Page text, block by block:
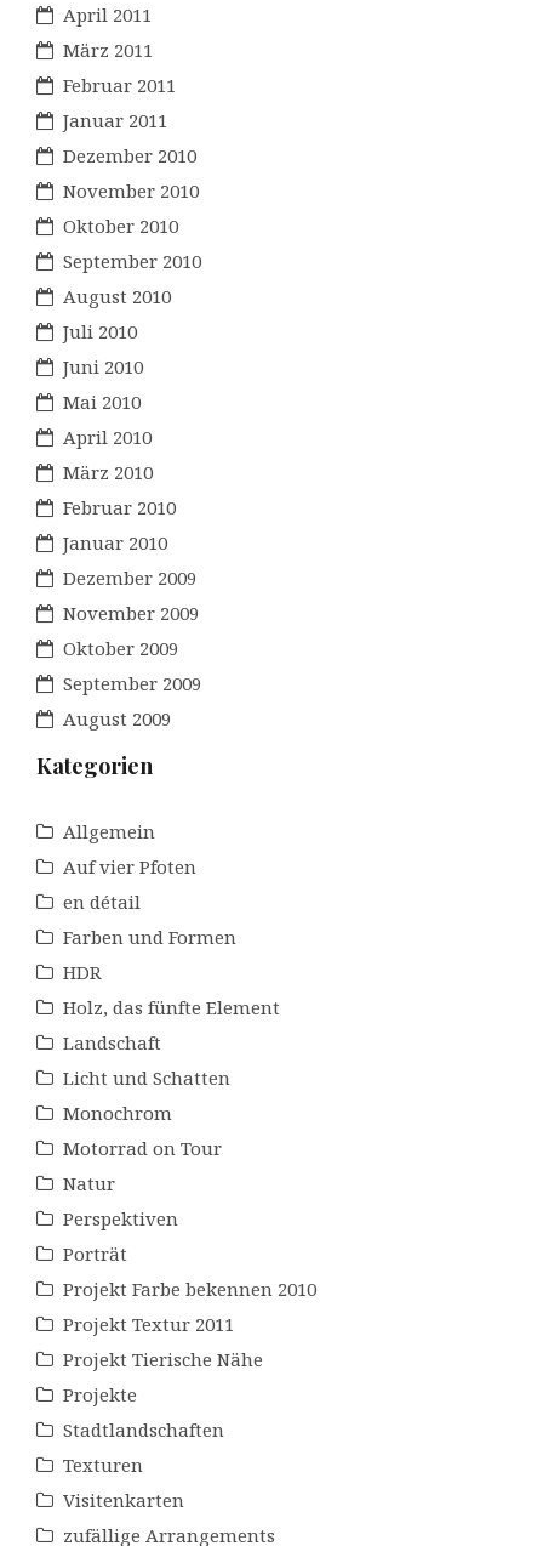
April 2011
März 2011
Februar 2011
Januar 2011
Dezember 2010
November 2010
Oktober 2010
September 2010
August 2010
Juli 2010
Juni 2010
Mai 2010
April 2010
März 2010
Februar 2010
Januar 2010
Dezember 2009
November 2009
Oktober 2009
September 2009
August 2009
Kategorien
Allgemein
Auf vier Pfoten
en détail
Farben und Formen
HDR
Holz, das fünfte Element
Landschaft
Licht und Schatten
Monochrom
Motorrad on Tour
Natur
Perspektiven
Porträt
Projekt Farbe bekennen 2010
Projekt Textur 2011
Projekt Tierische Nähe
Projekte
Stadtlandschaften
Texturen
Visitenkarten
zufällige Arrangements